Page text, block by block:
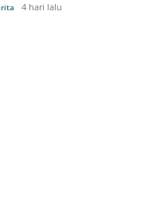
4 hari lalu